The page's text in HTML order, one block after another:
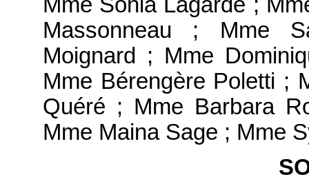
Mme Sonia Lagarde ;
Massonneau ; Mme
Moignard ; Mme
Mme Bérengère Poletti ;
Quéré ; Mme Barbara
Mme Maina Sage ; Mme